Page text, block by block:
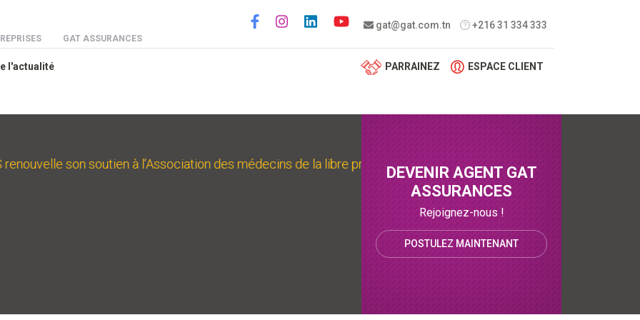
GAT ASSURANCES
gat@gat.com.tn +216 31 334 333
Social menu
l'actualité PARRAINEZ ESPACE CLIENT
renouvelle son soutien à l’Association des médecins de la libre pratique de GabèsDEVENIR AGENT GAT
ASSURANCES
Rejoignez-nous !
POSTULEZ MAINTENANT